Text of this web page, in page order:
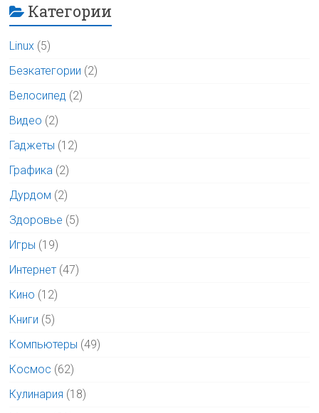
Категории
Linux (5)
Безкатегории (2)
Велосипед (2)
Видео (2)
Гаджеты (12)
Графика (2)
Дурдом (2)
Здоровье (5)
Игры (19)
Интернет (47)
Кино (12)
Книги (5)
Компьютеры (49)
Космос (62)
Кулинария (18)